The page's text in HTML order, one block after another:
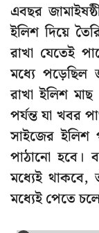
এবছর
ইলিশ দিয়ে
রাখা যেতেই
মধ্যে পড়েছিল
রাখা ইলিশ
পর্যন্ত যা খবর
সাইজের ইলিশ
পাঠানো হবে।
মধ্যেই থাকবে,
মধ্যেই পেতে